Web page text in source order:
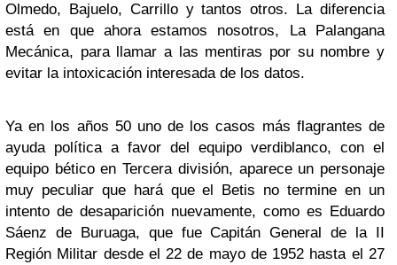
Olmedo, Bajuelo, Carrillo y tantos otros. La diferencia
está en que ahora estamos nosotros, La Palangana
Mecánica, para llamar a las mentiras por su nombre y
evitar la intoxicación interesada de los datos.
Ya en los años 50 uno de los casos más flagrantes de
ayuda política a favor del equipo verdiblanco, con el
equipo bético en Tercera división, aparece un personaje
muy peculiar que hará que el Betis no termine en un
intento de desaparición nuevamente, como es Eduardo
Sáenz de Buruaga, que fue Capitán General de la II
Región Militar desde el 22 de mayo de 1952 hasta el 27